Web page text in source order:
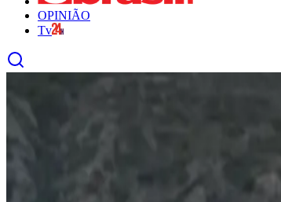
OPINIÃO
Tv